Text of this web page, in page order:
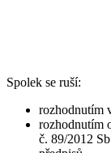
Spolek se ruší:
rozhodnutím
rozhodnutím
č. 89/2012